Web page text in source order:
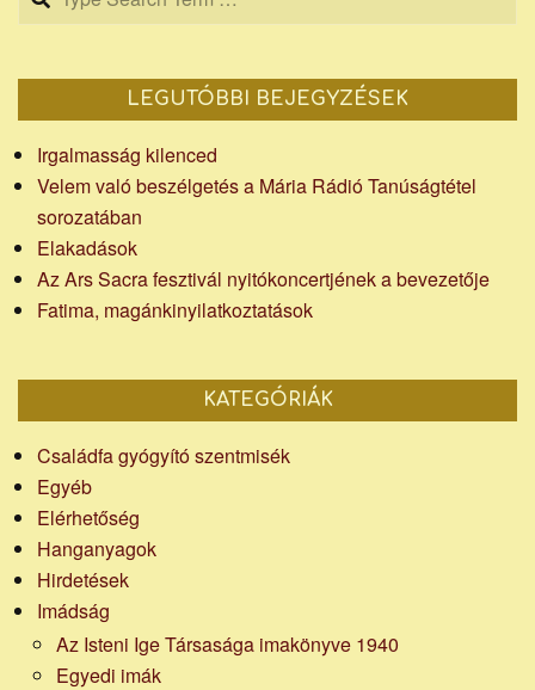
LEGUTÓBBI BEJEGYZÉSEK
Irgalmasság kilenced
Velem való beszélgetés a Mária Rádió Tanúságtétel
sorozatában
Elakadások
Az Ars Sacra fesztivál nyitókoncertjének a bevezetője
Fatima, magánkinyilatkoztatások
KATEGÓRIÁK
Családfa gyógyító szentmisék
Egyéb
Elérhetőség
Hanganyagok
Hirdetések
Imádság
Az Isteni Ige Társasága imakönyve 1940
Egyedi imák